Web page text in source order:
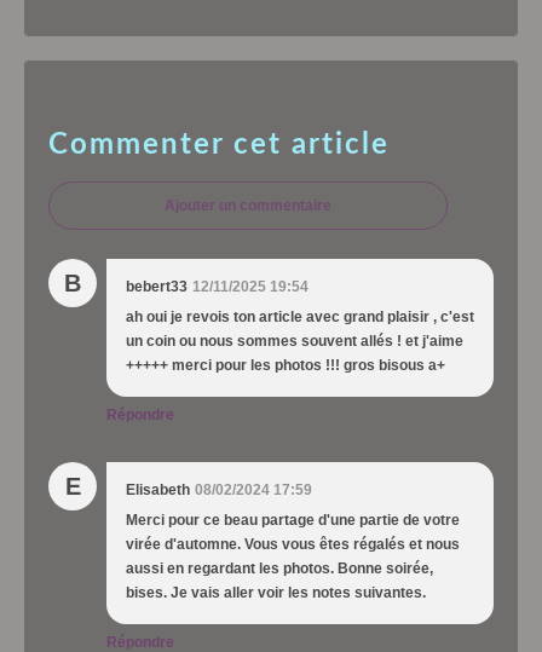
Commenter cet article
Ajouter un commentaire
B bebert33 12/11/2025 19:54
ah oui je revois ton article avec grand plaisir , c'est
un coin ou nous sommes souvent allés ! et j'aime
+++++ merci pour les photos !!! gros bisous a+
Répondre
E Elisabeth 08/02/2024 17:59
Merci pour ce beau partage d'une partie de votre
virée d'automne. Vous vous êtes régalés et nous
aussi en regardant les photos. Bonne soirée,
bises. Je vais aller voir les notes suivantes.
Répondre